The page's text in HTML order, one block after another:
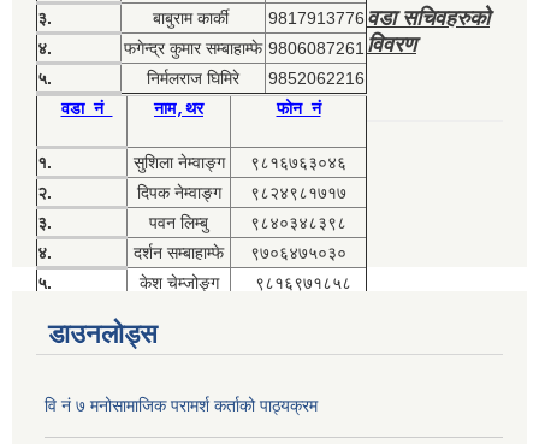
३.
बाबुराम कार्की
9817913776
४.
फगेन्द्र कुमार सम्बाहाम्फे 9806087261
५.
निर्मलराज घिमिरे 9852062216
वडा सचिवहरुको
विवरण
वडा नं नाम,थर फोन नं
१. सुशिला नेम्वाङ्ग
९८१६७६३०४६
२.
दिपक नेम्वाङ्ग
९८२४९८१७१७
३.
पवन लिम्बु
९८४०३४८३९८
४.
दर्शन सम्बाहाम्फे
९७०६४७५०३०
५.
केश चेम्जोङ्ग ९८१६९७१८५८
डाउनलोड्स
वि नं ७ मनोसामाजिक परामर्श कर्ताको पाठ्यक्रम